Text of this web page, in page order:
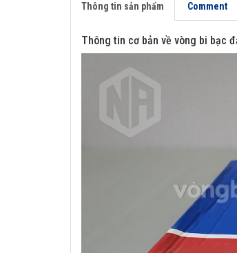
Thông tin sản phẩm Comment
Thông tin cơ bản về vòng bi bạc